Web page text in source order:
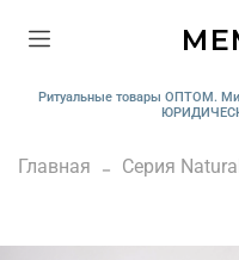
Ритуальные товары ОПТОМ.
Главная Серия